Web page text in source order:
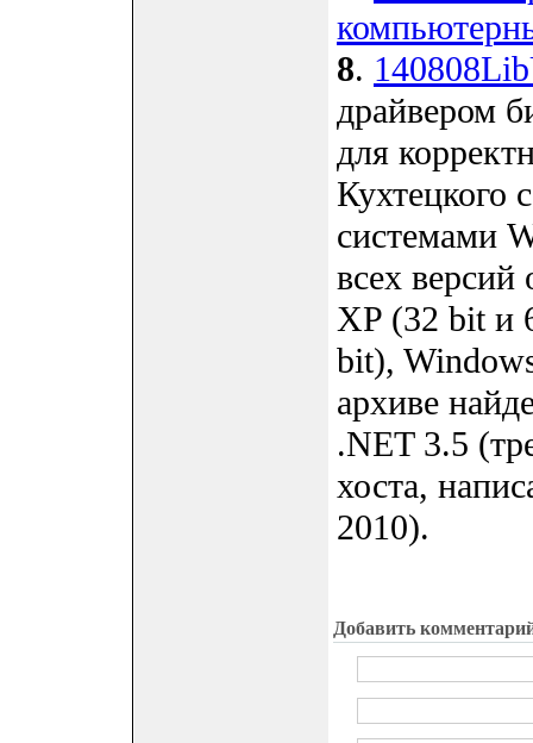
8.
драйвером
для
Кухтецкого
системами
всех
XP (32 bit и
bit),
архиве
.NET 3.5
хоста,
2010).
Добавить